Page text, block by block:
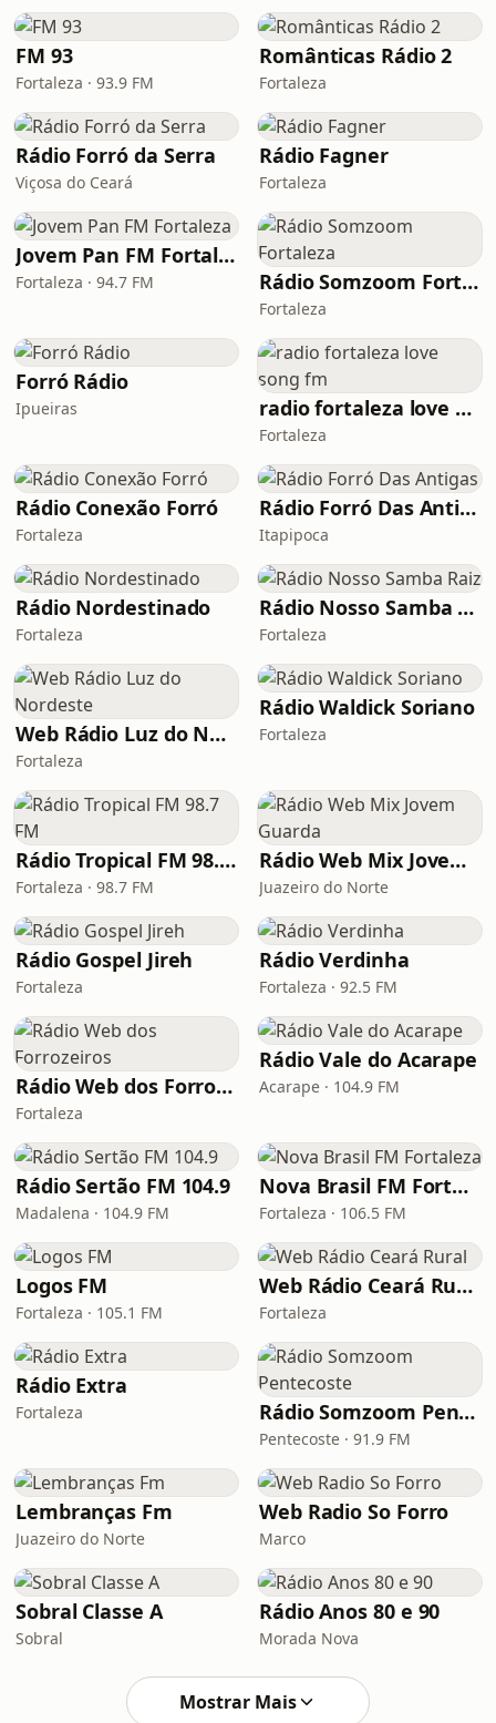
FM 93
Fortaleza · 93.9 FM
Românticas Rádio 2
Fortaleza
Rádio Forró da Serra
Viçosa do Ceará
Rádio Fagner
Fortaleza
Jovem Pan FM Fortaleza
Fortaleza · 94.7 FM Rádio Somzoom Fortaleza
Fortaleza
Forró Rádio
Ipueiras radio fortaleza love song fm
Fortaleza
Rádio Conexão Forró
Fortaleza
Rádio Forró Das Antigas
Itapipoca
Rádio Nordestinado
Fortaleza
Rádio Nosso Samba Raiz
Fortaleza
Web Rádio Luz do Nordeste
Fortaleza
Rádio Waldick Soriano
Fortaleza
Rádio Tropical FM 98.7 FM
Fortaleza · 98.7 FM
Rádio Web Mix Jovem Guarda
Juazeiro do Norte
Rádio Gospel Jireh
Fortaleza
Rádio Verdinha
Fortaleza · 92.5 FM
Rádio Web dos Forrozeiros
Fortaleza
Rádio Vale do Acarape
Acarape · 104.9 FM
Rádio Sertão FM 104.9
Madalena · 104.9 FM
Nova Brasil FM Fortaleza
Fortaleza · 106.5 FM
Logos FM
Fortaleza · 105.1 FM
Web Rádio Ceará Rural
Fortaleza
Rádio Extra
Fortaleza Rádio Somzoom Pentecoste
Pentecoste · 91.9 FM
Lembranças Fm
Juazeiro do Norte
Web Radio So Forro
Marco
Sobral Classe A
Sobral
Rádio Anos 80 e 90
Morada Nova
Mostrar Mais